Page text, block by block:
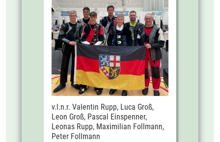
v.l.n.r. Valentin Rupp, Luca Groß,
Leon Groß, Pascal Einspenner,
Leonas Rupp, Maximilian Follmann,
Peter Follmann